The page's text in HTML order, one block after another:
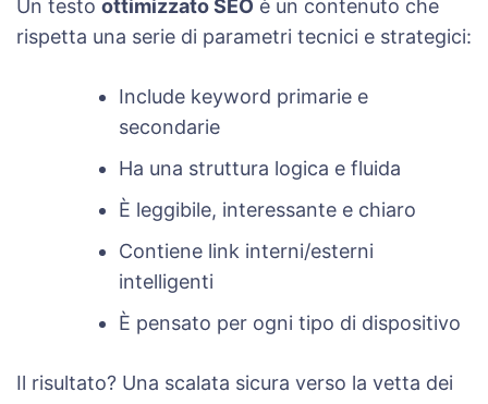
Un testo ottimizzato SEO è un contenuto che
rispetta una serie di parametri tecnici e strategici:
Include keyword primarie e
secondarie
Ha una struttura logica e fluida
È leggibile, interessante e chiaro
Contiene link interni/esterni
intelligenti
È pensato per ogni tipo di dispositivo
Il risultato? Una scalata sicura verso la vetta dei